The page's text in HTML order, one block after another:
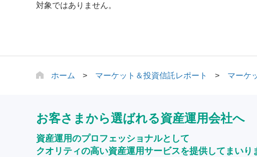
対象ではありません。
ホーム マーケット＆投資信託レポート マーケ
お客さまから選ばれる資産運用会社へ
資産運用のプロフェッショナルとして
クオリティの高い資産運用サービスを提供してまいり